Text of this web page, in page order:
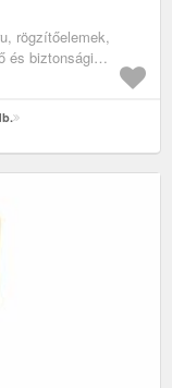
rögzítőelemek,
és biztonsági